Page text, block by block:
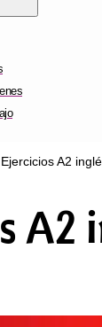
A2
A2